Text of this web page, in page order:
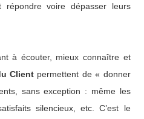
répondre voire dépasser leurs
à écouter, mieux connaître et
Clientpermettent de « donner
sans exception : même les
silencieux, etc. C’est le